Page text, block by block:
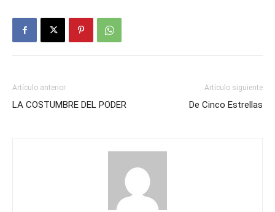
Artículo anterior
LA COSTUMBRE DEL PODER
Artículo siguiente
De Cinco Estrellas